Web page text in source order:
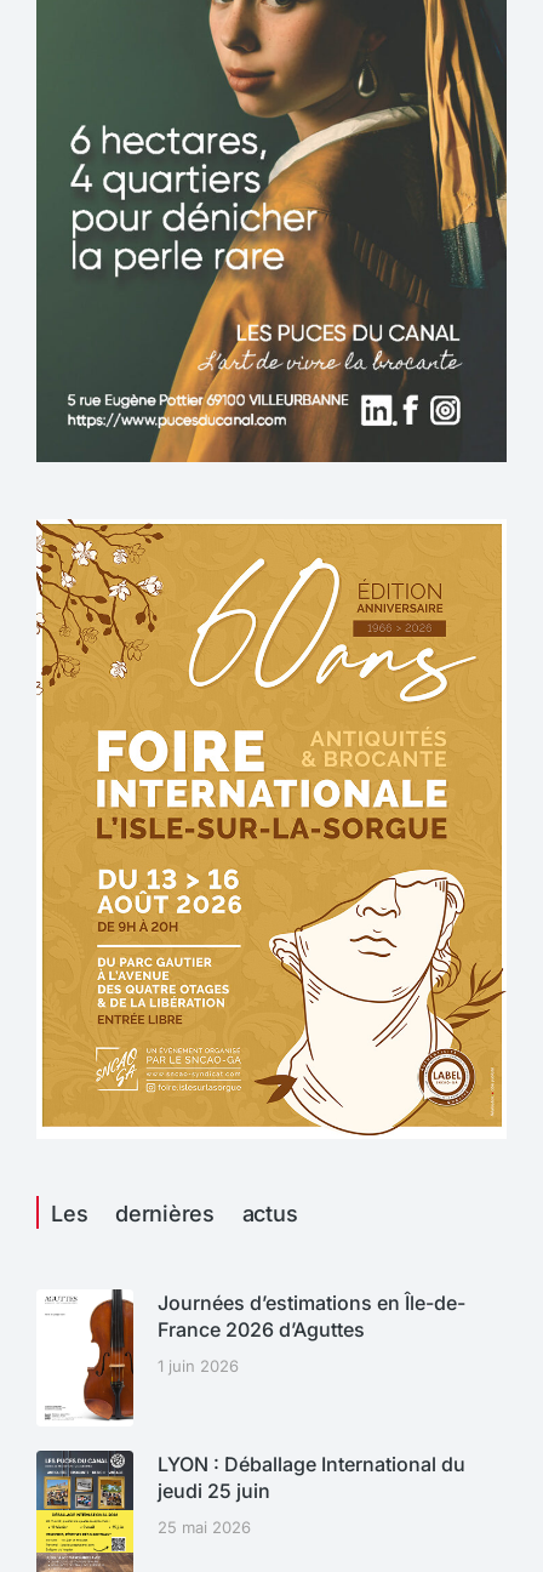
Les dernières actus
Journées d’estimations en Île-de-
France 2026 d’Aguttes
1 juin 2026
LYON : Déballage International du
jeudi 25 juin
25 mai 2026